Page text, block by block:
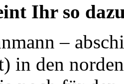
Ihr so
–
in den